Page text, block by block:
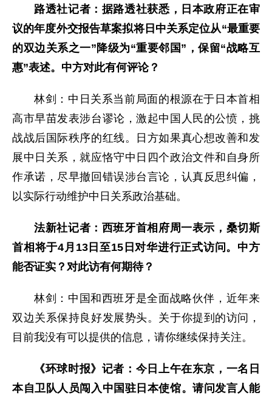
路透社记者：据路透社获悉，日本政府正在审
议的年度外交报告草案拟将日中关系定位从“最重要
的双边关系之一”降级为“重要邻国”，保留“战略互
惠”表述。中方对此有何评论？
林剑：中日关系当前局面的根源在于日本首相
高市早苗发表涉台谬论，激起中国人民的公愤，挑
战战后国际秩序的红线。日方如果真心想改善和发
展中日关系，就应恪守中日四个政治文件和自身所
作承诺，尽早撤回错误涉台言论，认真反思纠偏，
以实际行动维护中日关系政治基础。
法新社记者：西班牙首相府周一表示，桑切斯
首相将于4月13日至15日对华进行正式访问。中方
能否证实？对此访有何期待？
林剑：中国和西班牙是全面战略伙伴，近年来
双边关系保持良好发展势头。关于你提到的访问，
目前我没有可以提供的信息，请你继续保持关注。
《环球时报》记者：今日上午在东京，一名日
本自卫队人员闯入中国驻日本使馆。请问发言人能